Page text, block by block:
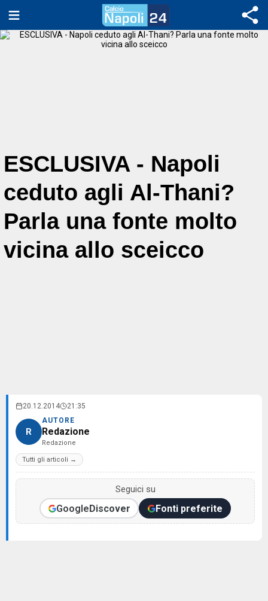
ESCLUSIVA - Napoli
ceduto agli Al-Thani?
Parla una fonte molto
vicina allo sceicco
20.12.2014 21:35
R
AUTORE
Redazione
Redazione
Tutti gli articoli →
Seguici su
GoogleDiscover Fonti preferite